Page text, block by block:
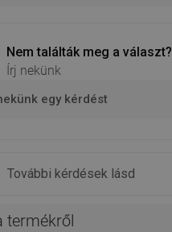
Nem találták meg a választ?
Írj nekünk
egy kérdést
További kérdések lásd
termékről